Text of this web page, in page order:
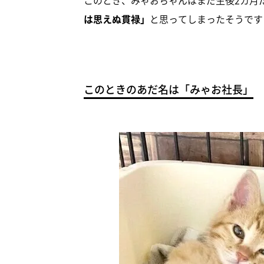
は思えぬ貫禄」 と思ってしまったそうで
このときのあだ名は「みゃお社長」